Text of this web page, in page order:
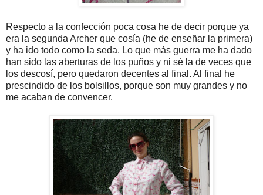
Respecto a la confección poca cosa he de decir porque ya
era la segunda Archer que cosía (he de enseñar la primera)
y ha ido todo como la seda. Lo que más guerra me ha dado
han sido las aberturas de los puños y ni sé la de veces que
los descosí, pero quedaron decentes al final. Al final he
prescindido de los bolsillos, porque son muy grandes y no
me acaban de convencer.